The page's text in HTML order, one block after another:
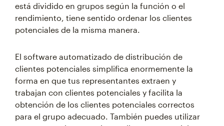
está dividido en grupos según la función o el
rendimiento, tiene sentido ordenar los clientes
potenciales de la misma manera.
El software automatizado de distribución de
clientes potenciales simplifica enormemente la
forma en que tus representantes extraen y
trabajan con clientes potenciales y facilita la
obtención de los clientes potenciales correctos
para el grupo adecuado. También puedes utilizar